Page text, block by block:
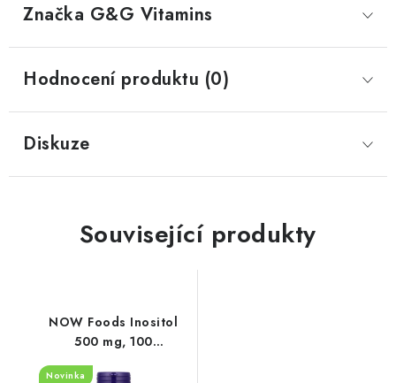
Značka G&G Vitamins
Hodnocení produktu (0)
Diskuze
Související produkty
NOW Foods Inositol
500 mg, 100
veganských kapslí
Novinka